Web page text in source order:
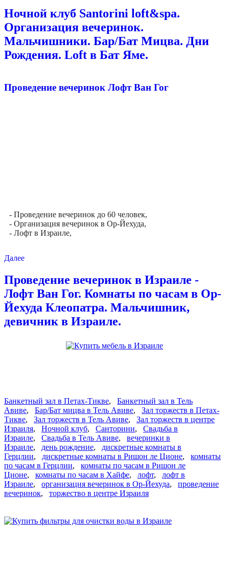
Ночной клуб Santorini loft&spa.
Организация вечеринок.
Мальчишники. Бар/Бат Мицва. Дни
Рождения. Loft в Бат Яме.
Проведение вечеринок Лофт Ван Гог
- Проведение вечеринок до 60 человек,
- Организация вечеринок в Ор-Йехуда,
- Лофт в Израиле,
Далее
Проведение вечеринок в Израиле -
Лофт Ван Гог. Комнаты по часам в Ор-
Йехуда Клеопатра. Мальчишник,
девичник в Израиле.
Банкетный зал в Петах-Тикве, Банкетный зал в Тель
Авиве, Бар/Бат мицва в Тель Авиве, Зал торжеств в Петах-
Тикве, Зал торжеств в Тель Авиве, Зал торжеств в центре
Израиля, Ночной клуб, Санторини, Свадьба в
Израиле, Свадьба в Тель Авиве, вечеринки в
Израиле, день рождение, дискретные комнаты в
Герцлии, дискретные комнаты в Ришон ле Ционе, комнаты
по часам в Герцлии, комнаты по часам в Ришон ле
Ционе, комнаты по часам в Хайфе, лофт, лофт в
Израиле, организация вечеринок в Ор-Йехуда, проведение
вечеринок, торжество в центре Израиля